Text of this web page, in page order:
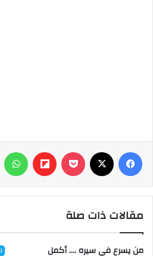
فيسبوك ‫Pocket
Flipboard
مقالات ذات صلة
من يسرع في سيره …. أكمل